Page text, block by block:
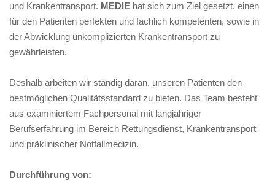
und Krankentransport. MEDIE hat sich zum Ziel gesetzt, einen
für den Patienten perfekten und fachlich kompetenten, sowie in
der Abwicklung unkomplizierten Krankentransport zu
gewährleisten.
Deshalb arbeiten wir ständig daran, unseren Patienten den
bestmöglichen Qualitätsstandard zu bieten. Das Team besteht
aus examiniertem Fachpersonal mit langjähriger
Berufserfahrung im Bereich Rettungsdienst, Krankentransport
und präklinischer Notfallmedizin.
Durchführung von: